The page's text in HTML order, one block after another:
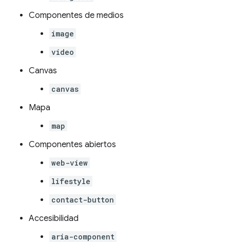
Componentes de medios
image
video
Canvas
canvas
Mapa
map
Componentes abiertos
web-view
lifestyle
contact-button
Accesibilidad
aria-component